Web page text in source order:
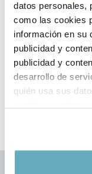
datos personales,
como las cookies
información en su
publicidad y
publicidad y
desarrollo de
quién usa sus
Si lo permite,
‹